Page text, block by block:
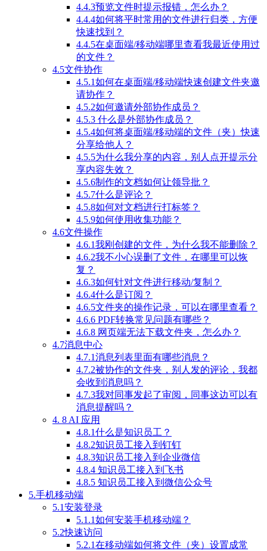
4.4.3预览文件时提示报错，怎么办？
4.4.4如何将平时常用的文件进行归类，方便
快速找到？
4.4.5在桌面端/移动端哪里查看我最近使用过
的文件？
4.5文件协作
4.5.1如何在桌面端/移动端快速创建文件夹邀
请协作？
4.5.2如何邀请外部协作成员？
4.5.3 什么是外部协作成员？
4.5.4如何将桌面端/移动端的文件（夹）快速
分享给他人？
4.5.5为什么我分享的内容，别人点开提示分
享内容失效？
4.5.6制作的文档如何让领导批？
4.5.7什么是评论？
4.5.8如何对文档进行打标签？
4.5.9如何使用收集功能？
4.6文件操作
4.6.1我刚创建的文件，为什么我不能删除？
4.6.2我不小心误删了文件，在哪里可以恢
复？
4.6.3如何针对文件进行移动/复制？
4.6.4什么是订阅？
4.6.5文件夹的操作记录，可以在哪里查看？
4.6.6 PDF转换常见问题有哪些？
4.6.8 网页端无法下载文件夹，怎么办？
4.7消息中心
4.7.1消息列表里面有哪些消息？
4.7.2被协作的文件夹，别人发的评论，我都
会收到消息吗？
4.7.3我对同事发起了审阅，同事这边可以有
消息提醒吗？
4. 8 AI 应用
4.8.1什么是知识员工？
4.8.2知识员工接入到钉钉
4.8.3知识员工接入到企业微信
4.8.4 知识员工接入到飞书
4.8.5 知识员工接入到微信公众号
5.手机移动端
5.1安装登录
5.1.1如何安装手机移动端？
5.2快速访问
5.2.1在移动端如何将文件（夹）设置成常